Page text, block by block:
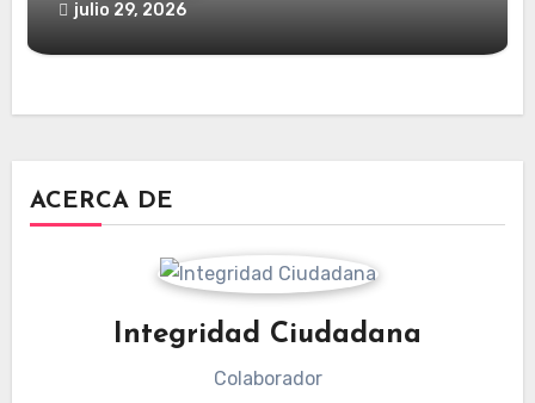
julio 29, 2026
ACERCA DE
Integridad Ciudadana
Colaborador